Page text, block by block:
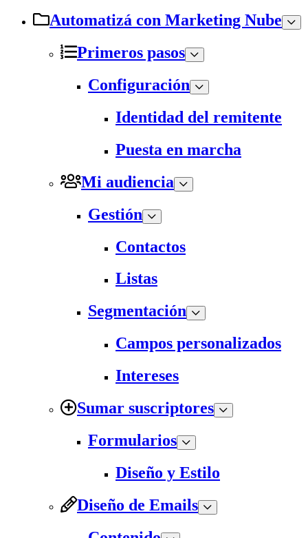
Automatizá con Marketing Nube
Primeros pasos
Configuración
Identidad del remitente
Puesta en marcha
Mi audiencia
Gestión
Contactos
Listas
Segmentación
Campos personalizados
Intereses
Sumar suscriptores
Formularios
Diseño y Estilo
Diseño de Emails